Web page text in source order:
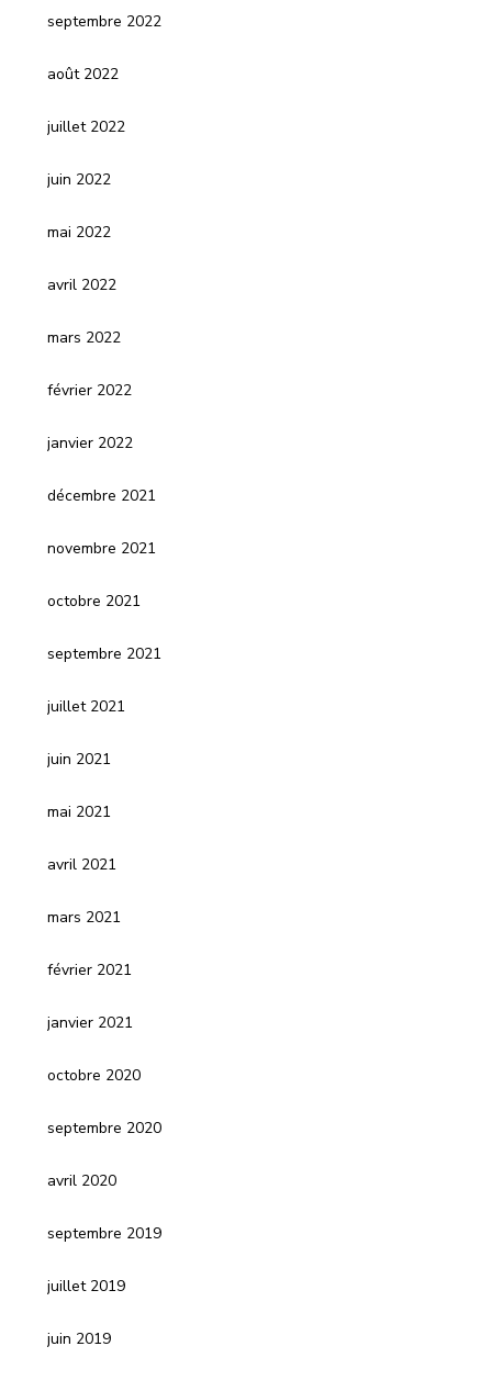
septembre 2022
août 2022
juillet 2022
juin 2022
mai 2022
avril 2022
mars 2022
février 2022
janvier 2022
décembre 2021
novembre 2021
octobre 2021
septembre 2021
juillet 2021
juin 2021
mai 2021
avril 2021
mars 2021
février 2021
janvier 2021
octobre 2020
septembre 2020
avril 2020
septembre 2019
juillet 2019
juin 2019